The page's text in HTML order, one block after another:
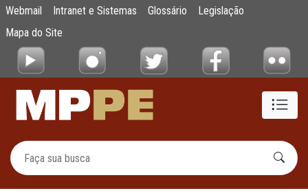
Pular para o Conteúdo principal
PGJ ministra palestra para turma da PMPE
Webmail Intranet e Sistemas Glossário
Legislação
Mapa do Site